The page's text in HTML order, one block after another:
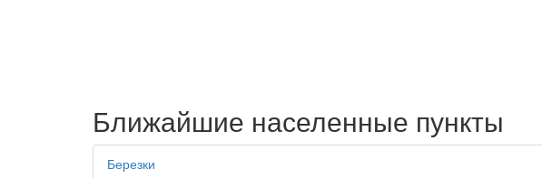
Ближайшие населенные пункты
Березки